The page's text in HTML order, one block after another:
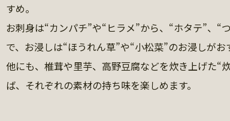
すめ。
お刺身は“カンパチ”や“ヒラメ”から、“ホタテ”、“
で、お浸しは“ほうれん草”や“小松菜”のお浸しがお
他にも、椎茸や里芋、高野豆腐などを炊き上げた“
ば、それぞれの素材の持ち味を楽しめます。